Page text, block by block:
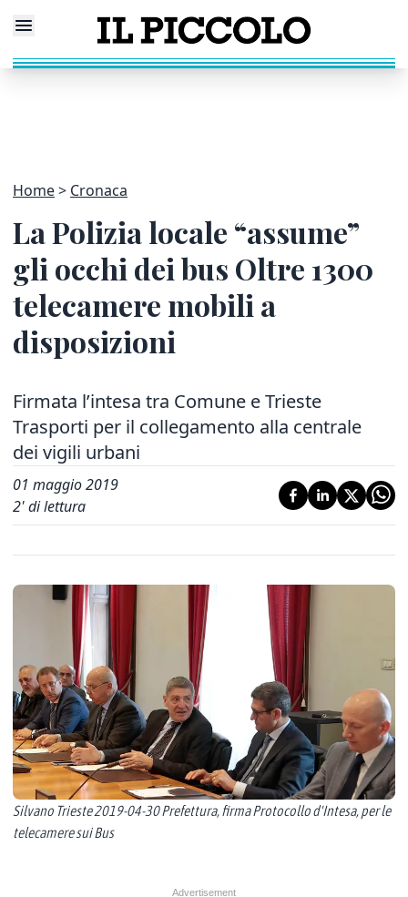
Home Cronaca
La Polizia locale “assume”
gli occhi dei bus Oltre 1300
telecamere mobili a
disposizioni
Firmata l’intesa tra Comune e Trieste
Trasporti per il collegamento alla centrale
dei vigili urbani
01 maggio 2019
2' di lettura
Silvano Trieste 2019-04-30 Prefettura, firma Protocollo d'Intesa, per le
telecamere sui Bus